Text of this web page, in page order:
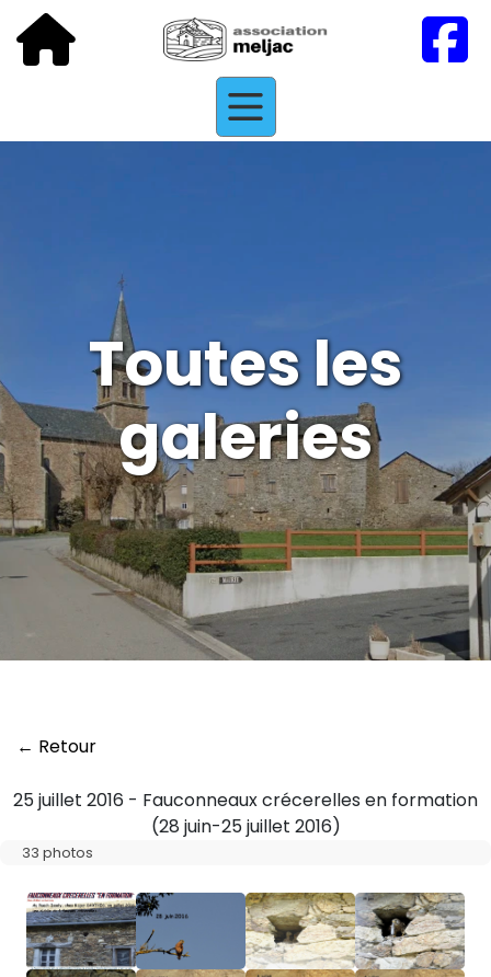
Toutes les
galeries
← Retour
25 juillet 2016 - Fauconneaux crécerelles en formation
(28 juin-25 juillet 2016)
33 photos